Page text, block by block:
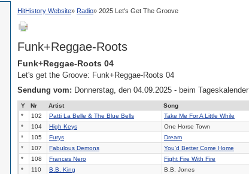
HitHistory Website Radio 2025 Let's Get The Groove
Funk+Reggae-Roots
Funk+Reggae-Roots 04
Let's get the Groove: Funk+Reggae-Roots 04
Sendung vom: Donnerstag, den 04.09.2025 - beim Tageskalender
Y Nr Artist Song
*
102 Patti La Belle & The Blue Bells Take Me For A Little While
*
104 High Keys One Horse Town
*
105 Furys Dream
*
107 Fabulous Demons You'd Better Come Home
*
108 Frances Nero Fight Fire With Fire
*
110 B.B. King B.B. Jones